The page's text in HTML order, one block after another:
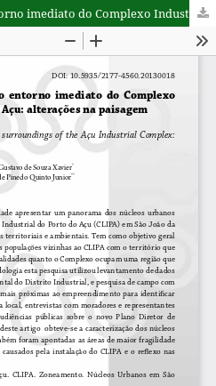
Os núcleos urbanos no entorno imediato do Complexo Industrial do Porto do Açu: alterações na paisagem